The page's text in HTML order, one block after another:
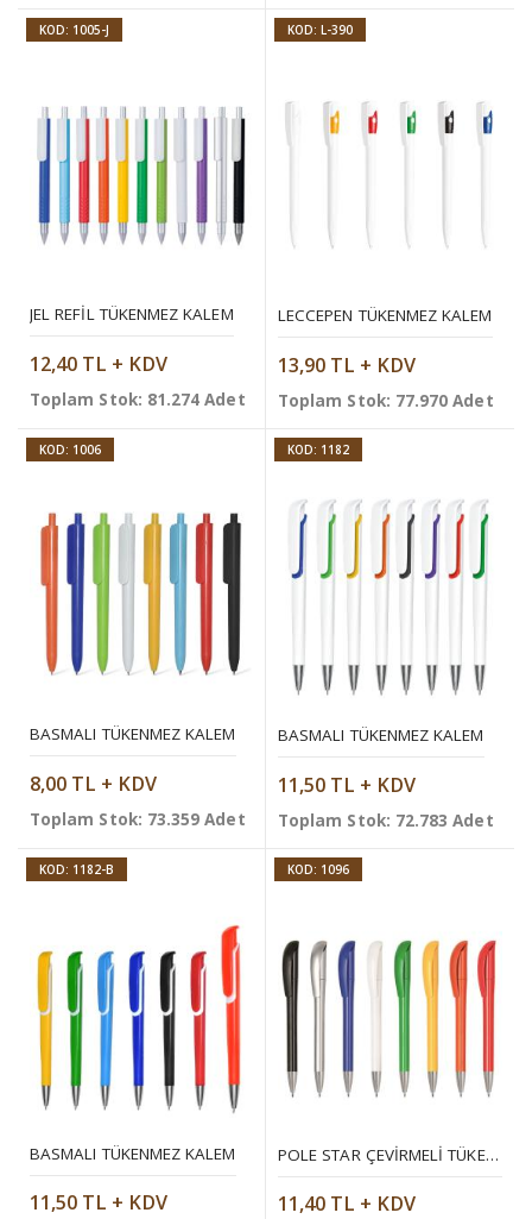
KOD: 1005-J
JEL REFIL TÜKENMEZ KALEM
12,40 TL + KDV
Toplam Stok: 81.274 Adet
KOD: L-390
LECCEPEN TÜKENMEZ KALEM
13,90 TL + KDV
Toplam Stok: 77.970 Adet
KOD: 1006
BASMALI TÜKENMEZ KALEM
8,00 TL + KDV
Toplam Stok: 73.359 Adet
KOD: 1182
BASMALI TÜKENMEZ KALEM
11,50 TL + KDV
Toplam Stok: 72.783 Adet
KOD: 1182-B
BASMALI TÜKENMEZ KALEM
11,50 TL + KDV
KOD: 1096
POLE STAR ÇEVIRMELI TÜKENMEZ KALEM
11,40 TL + KDV